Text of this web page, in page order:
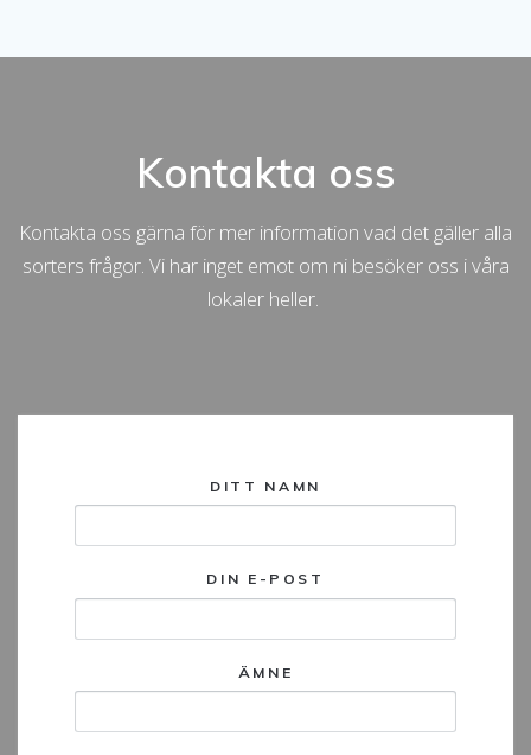
Kontakta oss
Kontakta oss gärna för mer information vad det gäller alla
sorters frågor. Vi har inget emot om ni besöker oss i våra
lokaler heller.
DITT NAMN
DIN E-POST
ÄMNE